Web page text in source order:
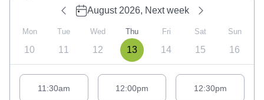
August 2026, Next week
Mon
10
Tue
11
Wed
12
Thu
13
Fri
14
Sat
15
Sun
16
Appointment suggestions for Thursday# 08/13/2026:
11:30am 12:00pm 12:30pm